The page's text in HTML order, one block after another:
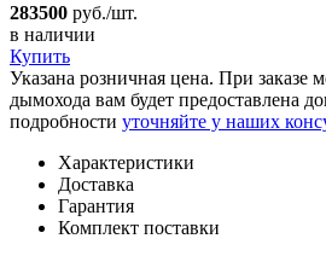
283500 руб./шт.
в наличии
Купить
Указана розничная цена. При заказе
дымохода вам будет предоставлена
подробности уточняйте у наших
Характеристики
Доставка
Гарантия
Комплект поставки